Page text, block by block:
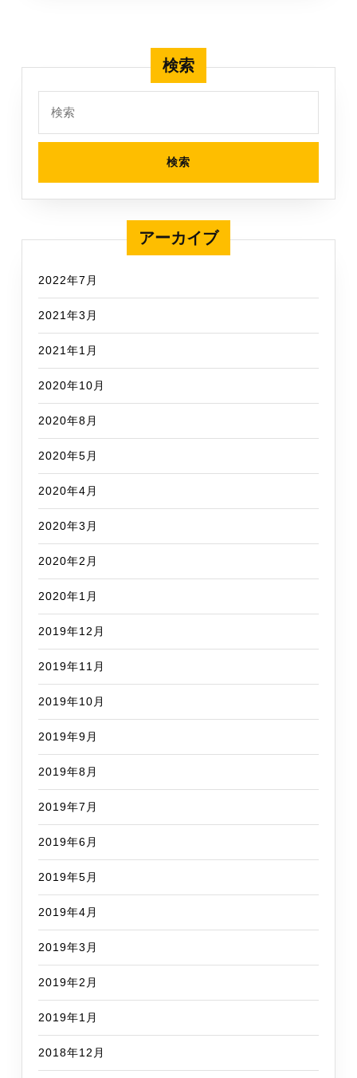
通
せ
る
事
の
り
方
へ
検索
索:
アーカイブ
2022年7月
2021年3月
2021年1月
2020年10月
2020年8月
2020年5月
2020年4月
2020年3月
2020年2月
2020年1月
2019年12月
2019年11月
2019年10月
2019年9月
2019年8月
2019年7月
2019年6月
2019年5月
2019年4月
2019年3月
2019年2月
2019年1月
2018年12月